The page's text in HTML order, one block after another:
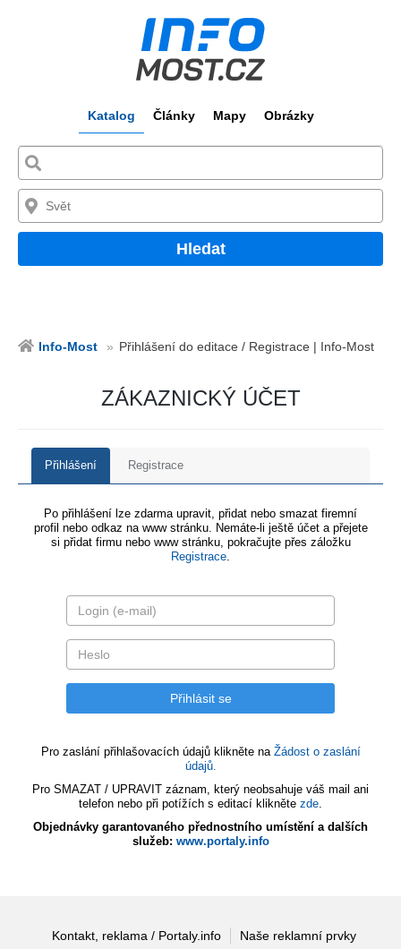
Katalog Články Mapy Obrázky
Hledat
Info-Most Přihlášení do editace / Registrace | Info-Most
ZÁKAZNICKÝ ÚČET
Přihlášení Registrace
Po přihlášení lze zdarma upravit, přidat nebo smazat firemní
profil nebo odkaz na www stránku. Nemáte-li ještě účet a přejete
si přidat firmu nebo www stránku, pokračujte přes záložku
Registrace.
Pro zaslání přihlašovacích údajů klikněte na Žádost o zaslání
údajů.
Pro SMAZAT / UPRAVIT záznam, který neobsahuje váš mail ani
telefon nebo při potížích s editací klikněte zde.
Objednávky garantovaného přednostního umístění a dalších
služeb: www.portaly.info
Kontakt, reklama / Portaly.info
Naše reklamní prvky